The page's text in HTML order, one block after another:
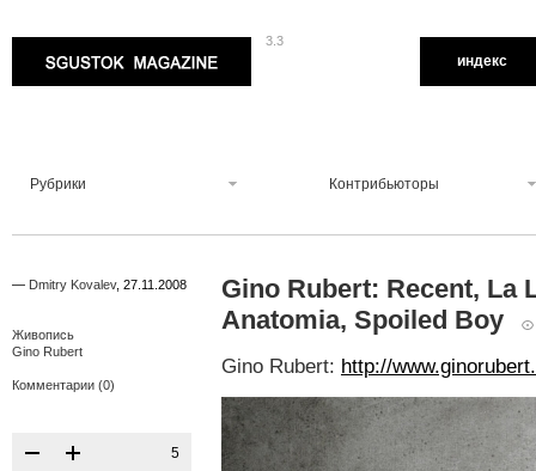
3.3
индекс
Рубрики Контрибьюторы
— Dmitry Kovalev, 27.11.2008
Живопись
Gino Rubert
Комментарии (0)
5
Gino Rubert: Recent, La
Anatomia, Spoiled Boy
Gino Rubert: http://